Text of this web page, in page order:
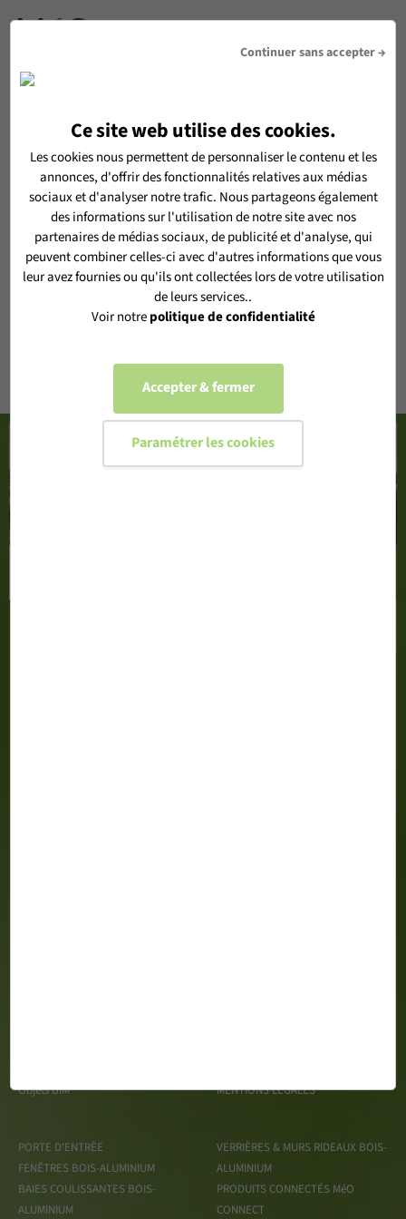
Continuer sans accepter →
Ce site web utilise des cookies.
Les cookies nous permettent de personnaliser le contenu et les
annonces, d'offrir des fonctionnalités relatives aux médias
sociaux et d'analyser notre trafic. Nous partageons également
des informations sur l'utilisation de notre site avec nos
partenaires de médias sociaux, de publicité et d'analyse, qui
peuvent combiner celles-ci avec d'autres informations que vous
leur avez fournies ou qu'ils ont collectées lors de votre utilisation
de leurs services..
Voir notrepolitique de confidentialité
Accepter & fermer
Paramétrer les cookies
RECEVOIR LA NEWSLETTER MéO
En vous inscrivant, vous acceptez de recevoir notre
newsletter MéO et vous acceptez l'utilisation de vos données
personnelles selon notre politique de confidentialité
Objets BIM
MENTIONS LÉGALES
PORTE D'ENTRÈE
FENÊTRES BOIS-ALUMINIUM
BAIES COULISSANTES BOIS-
ALUMINIUM
VERRIÈRES & MURS RIDEAUX BOIS-
ALUMINIUM
PRODUITS CONNECTÉS MéO
CONNECT